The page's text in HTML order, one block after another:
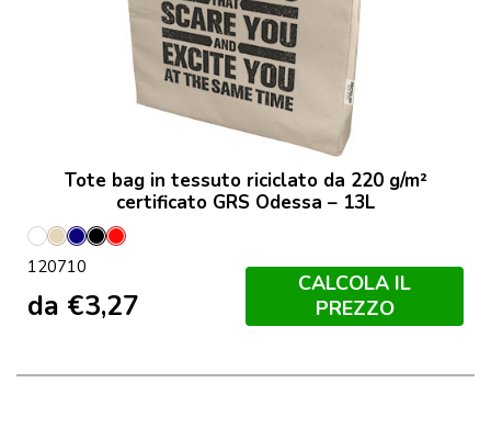
Tote bag in tessuto riciclato da 220 g/m²
certificato GRS Odessa – 13L
Bianco
Naturale
Navy
NeroRosso
120710
da €3,27
CALCOLA IL
PREZZO